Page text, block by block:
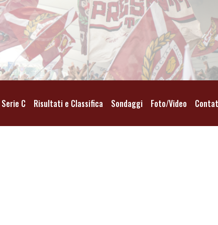
Serie C Risultati e Classifica Sondaggi Foto/Video